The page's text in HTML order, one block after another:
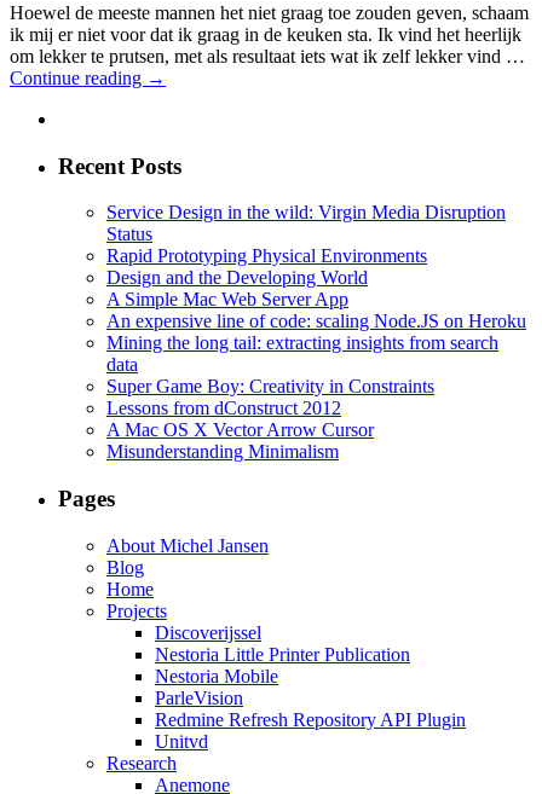
Hoewel de meeste mannen het niet graag toe zouden geven, schaam
ik mij er niet voor dat ik graag in de keuken sta. Ik vind het heerlijk
om lekker te prutsen, met als resultaat iets wat ik zelf lekker vind …
Continue reading →
Recent Posts
Service Design in the wild: Virgin Media Disruption
Status
Rapid Prototyping Physical Environments
Design and the Developing World
A Simple Mac Web Server App
An expensive line of code: scaling Node.JS on Heroku
Mining the long tail: extracting insights from search
data
Super Game Boy: Creativity in Constraints
Lessons from dConstruct 2012
A Mac OS X Vector Arrow Cursor
Misunderstanding Minimalism
Pages
About Michel Jansen
Blog
Home
Projects
Discoverijssel
Nestoria Little Printer Publication
Nestoria Mobile
ParleVision
Redmine Refresh Repository API Plugin
Unitvd
Research
Anemone